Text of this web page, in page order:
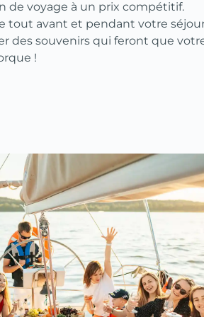
de voyage à un prix compétitif.
tout avant et pendant votre
des souvenirs qui feront que
!